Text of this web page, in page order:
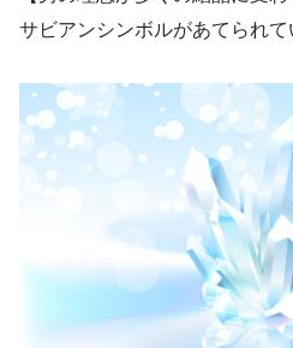
サビアンシンボルがあてられて